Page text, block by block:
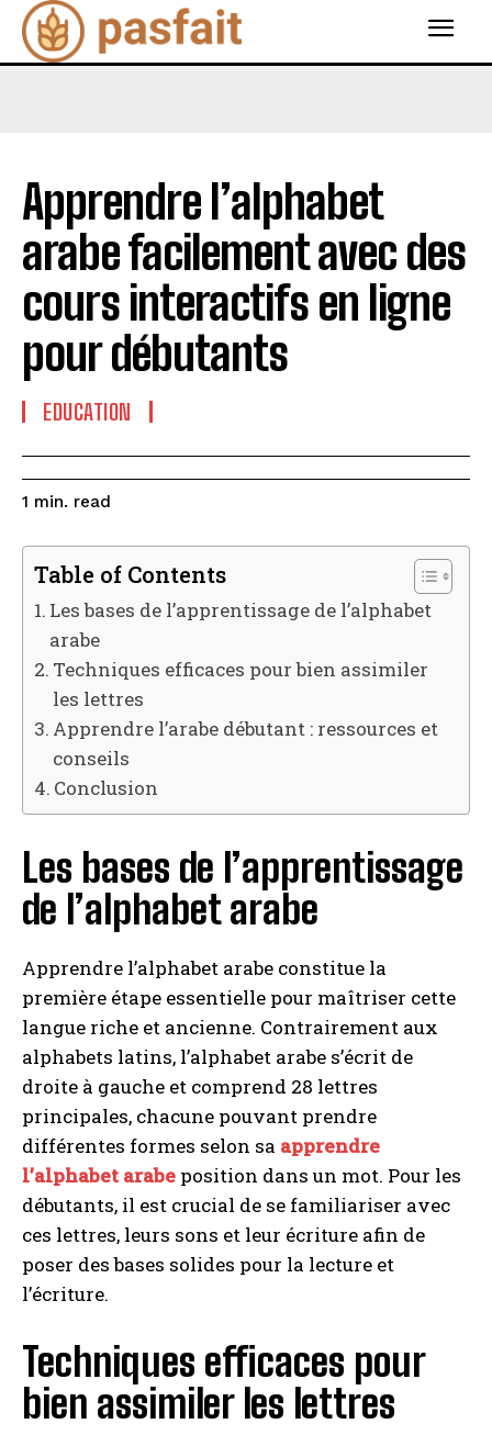
Apprendre l’alphabet
arabe facilement avec des
cours interactifs en ligne
pour débutants
EDUCATION
1 min. read
Table of Contents
Les bases de l’apprentissage de l’alphabet
arabe
Techniques efficaces pour bien assimiler
les lettres
Apprendre l’arabe débutant : ressources et
conseils
Conclusion
Les bases de l’apprentissage
de l’alphabet arabe
Apprendre l’alphabet arabe constitue la
première étape essentielle pour maîtriser cette
langue riche et ancienne. Contrairement aux
alphabets latins, l’alphabet arabe s’écrit de
droite à gauche et comprend 28 lettres
principales, chacune pouvant prendre
différentes formes selon sa apprendre
l’alphabet arabe position dans un mot. Pour les
débutants, il est crucial de se familiariser avec
ces lettres, leurs sons et leur écriture afin de
poser des bases solides pour la lecture et
l’écriture.
Techniques efficaces pour
bien assimiler les lettres